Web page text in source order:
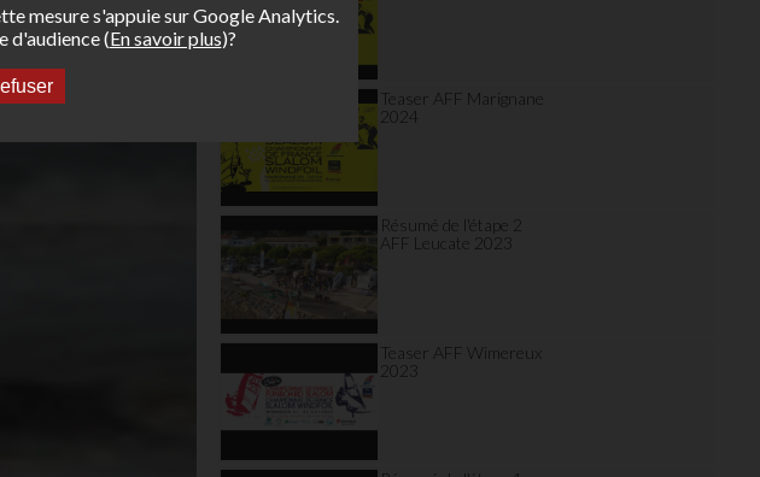
Teaser AFF Marignane
2024
Résumé de l'étape 2
AFF Leucate 2023
Teaser AFF Wimereux
2023
mesure s'appuie sur Google Analytics.
d'audience (En savoir plus)?